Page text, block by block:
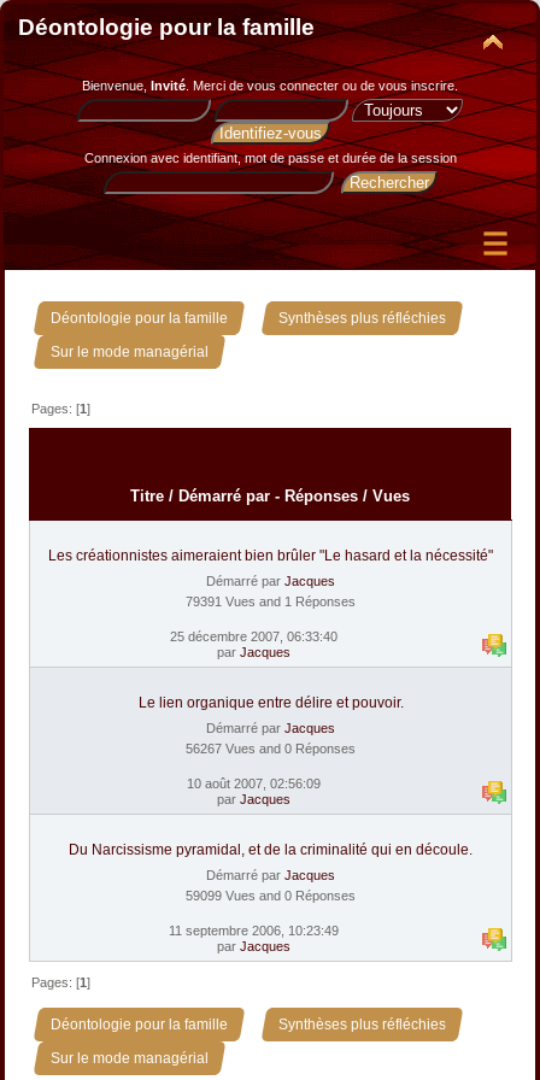
Déontologie pour la famille
Bienvenue, Invité. Merci devous connecter ou de vous inscrire.
Connexion avec identifiant, mot de passe et durée de la session
Déontologie pour la famille » Synthèses plus réfléchies »
Sur le mode managérial
Pages: [1]
Titre / Démarré par - Réponses / Vues
Les créationnistes aimeraient bien brûler "Le hasard et la nécessité"
Démarré par Jacques
79391 Vues and 1 Réponses
25 décembre 2007, 06:33:40
par Jacques
Le lien organique entre délire et pouvoir.
Démarré par Jacques
56267 Vues and 0 Réponses
10 août 2007, 02:56:09
par Jacques
Du Narcissisme pyramidal, et de la criminalité qui en découle.
Démarré par Jacques
59099 Vues and 0 Réponses
11 septembre 2006, 10:23:49
par Jacques
Pages: [1]
Déontologie pour la famille » Synthèses plus réfléchies »
Sur le mode managérial